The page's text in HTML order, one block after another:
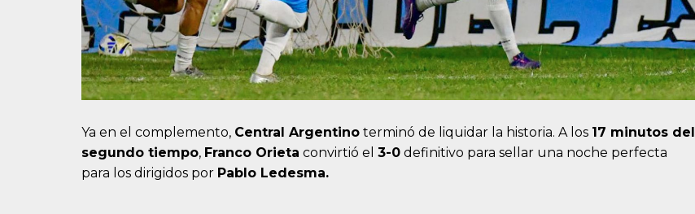
Ya en el complemento, Central Argentino terminó de liquidar la historia. A los 17 minutos del
segundo tiempo, Franco Orieta convirtió el 3-0 definitivo para sellar una noche perfecta
para los dirigidos por Pablo Ledesma.